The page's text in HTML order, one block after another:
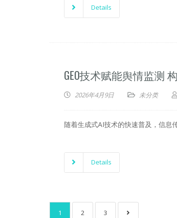
Details
GEO技术赋能舆情监测
2026年4月9日 未分类
随着生成式AI技术的快速普及，信息
Details
1 2 3